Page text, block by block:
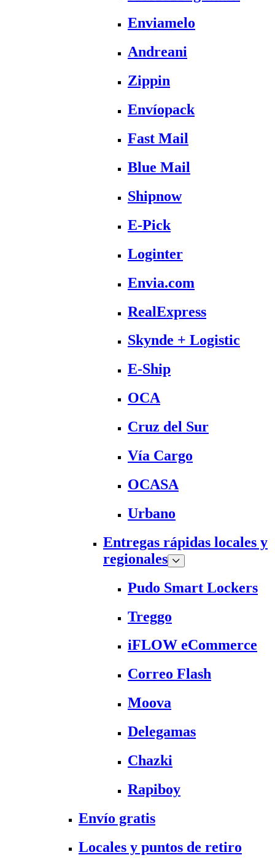
Enviamelo
Andreani
Zippin
Envíopack
Fast Mail
Blue Mail
Shipnow
E-Pick
Loginter
Envia.com
RealExpress
Skynde + Logistic
E-Ship
OCA
Cruz del Sur
Vía Cargo
OCASA
Urbano
Entregas rápidas locales y
regionales
Pudo Smart Lockers
Treggo
iFLOW eCommerce
Correo Flash
Moova
Delegamas
Chazki
Rapiboy
Envío gratis
Locales y puntos de retiro